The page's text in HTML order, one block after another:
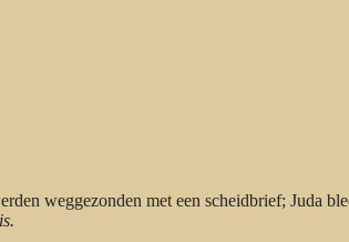
weggezonden met een scheidbrief; Juda